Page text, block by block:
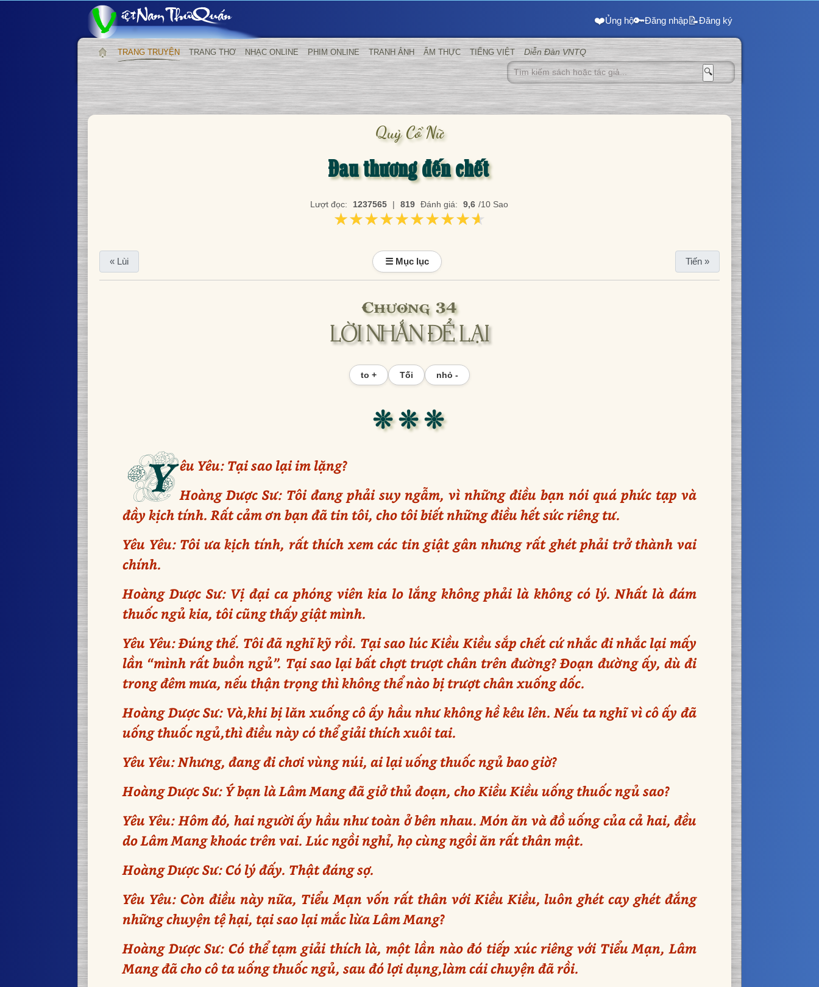
❤️Ủng hộ🔑Đăng nhập📝Đăng ký
TRANG TRUYỆN TRANG THƠ NHẠC ONLINE PHIM ONLINE TRANH ẢNH ẨM THỰC TIẾNG VIỆT Diễn Đàn VNTQ
🔍
Quỷ Cổ Nữ
Đau thương đến chết
Lượt đọc: 1237565 | 819 Đánh giá: 9,6 /10 Sao
★★★★★★★★★★
★★★★★★★★★★
« Lùi ☰ Mục lục Tiến »
Chương 34
LỜI NHẮN ĐỂ LẠI
to + Tối nhỏ -
❊ ❊ ❊
Y êu Yêu: Tại sao lại im lặng?
Hoàng Dược Sư: Tôi đang phải suy ngẫm, vì những điều bạn nói quá phức tạp và
đầy kịch tính. Rất cảm ơn bạn đã tin tôi, cho tôi biết những điều hết sức riêng tư.
Yêu Yêu: Tôi ưa kịch tính, rất thích xem các tin giật gân nhưng rất ghét phải trở thành vai
chính.
Hoàng Dược Sư: Vị đại ca phóng viên kia lo lắng không phải là không có lý. Nhất là đám
thuốc ngủ kia, tôi cũng thấy giật mình.
Yêu Yêu: Đúng thế. Tôi đã nghĩ kỹ rồi. Tại sao lúc Kiều Kiều sắp chết cứ nhắc đi nhắc lại mấy
lần “mình rất buồn ngủ”. Tại sao lại bất chợt trượt chân trên đường? Đoạn đường ấy, dù đi
trong đêm mưa, nếu thận trọng thì không thể nào bị trượt chân xuống dốc.
Hoàng Dược Sư: Và,khi bị lăn xuống cô ấy hầu như không hề kêu lên. Nếu ta nghĩ vì cô ấy đã
uống thuốc ngủ,thì điều này có thể giải thích xuôi tai.
Yêu Yêu: Nhưng, đang đi chơi vùng núi, ai lại uống thuốc ngủ bao giờ?
Hoàng Dược Sư: Ý bạn là Lâm Mang đã giở thủ đoạn, cho Kiều Kiều uống thuốc ngủ sao?
Yêu Yêu: Hôm đó, hai người ấy hầu như toàn ở bên nhau. Món ăn và đồ uống của cả hai, đều
do Lâm Mang khoác trên vai. Lúc ngồi nghỉ, họ cùng ngồi ăn rất thân mật.
Hoàng Dược Sư: Có lý đấy. Thật đáng sợ.
Yêu Yêu: Còn điều này nữa, Tiểu Mạn vốn rất thân với Kiều Kiều, luôn ghét cay ghét đắng
những chuyện tệ hại, tại sao lại mắc lừa Lâm Mang?
Hoàng Dược Sư: Có thể tạm giải thích là, một lần nào đó tiếp xúc riêng với Tiểu Mạn, Lâm
Mang đã cho cô ta uống thuốc ngủ, sau đó lợi dụng,làm cái chuyện đã rồi.